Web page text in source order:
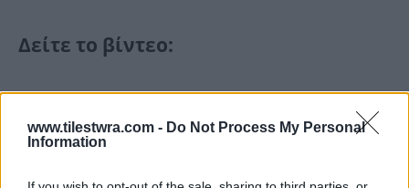
www.tilestwra.com - Do Not Process My Personal
Information
Δείτε το βίντεο:
Στην επίσημη ανακοίνωσή του, το Κίεβο